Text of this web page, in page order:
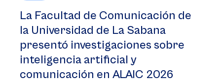
La Facultad de Comunicación de
la Universidad de La Sabana
presentó investigaciones sobre
inteligencia artificial y
comunicación en ALAIC 2026